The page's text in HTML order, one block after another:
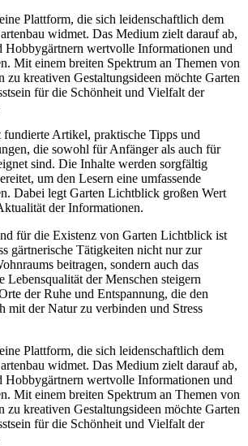
Plattform, die sich leidenschaftlich dem
widmet. Das Medium zielt darauf ab,
Hobbygärtnern wertvolle Informationen und
Mit einem breiten Spektrum an Themen von
zu kreativen Gestaltungsideen möchte Garten
für die Schönheit und Vielfalt der
fundierte Artikel, praktische Tipps und
die sowohl für Anfänger als auch für
sind. Die Inhalte werden sorgfältig
um den Lesern eine umfassende
Dabei legt Garten Lichtblick großen Wert
der Informationen.
für die Existenz von Garten Lichtblick ist
gärtnerische Tätigkeiten nicht nur zur
beitragen, sondern auch das
Lebensqualität der Menschen steigern
der Ruhe und Entspannung, die den
mit der Natur zu verbinden und Stress
Plattform, die sich leidenschaftlich dem
widmet. Das Medium zielt darauf ab,
Hobbygärtnern wertvolle Informationen und
Mit einem breiten Spektrum an Themen von
zu kreativen Gestaltungsideen möchte Garten
für die Schönheit und Vielfalt der